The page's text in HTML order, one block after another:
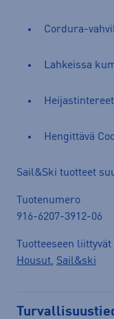
Cordura-
Lahkeissa
Hengittävä
Sail&Ski tuotteet
Tuotenumero
916-6207-3912-06
Tuotteeseen
Housut, Sail&ski